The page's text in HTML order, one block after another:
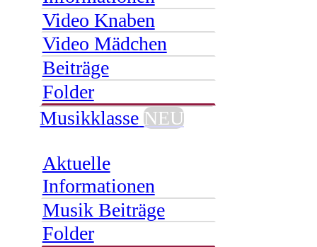
Video Knaben
Video Mädchen
Beiträge
Folder
Musikklasse NEU
Aktuelle
Informationen
Musik Beiträge
Folder